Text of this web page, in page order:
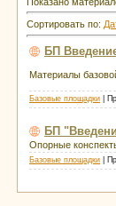
Сортировать по:
БП
Материалы
Базовые площадки
БП
Опорные
Базовые площадки